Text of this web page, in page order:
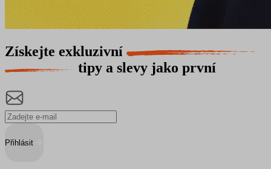
Získejte exkluzivní
tipy a slevy jako první
Přihlásit